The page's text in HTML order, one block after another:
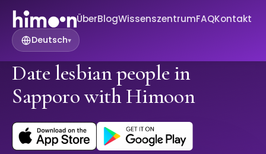
ÜberBlogWissenszentrumFAQKontakt
Deutsch▾
Date lesbian people in
Sapporo with Himoon